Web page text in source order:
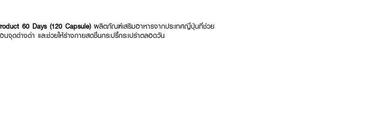
60 Days (120 Capsule) ผลิตภัณฑ์เสริมอาหารจากประเทศญี่ปุ่นที่ช่วย
ดด่างดำ และช่วยให้ร่างกายสดชื่นกระปรี้กระเปร่าตลอดวัน